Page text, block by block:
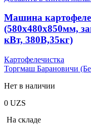
Машина
(580x480x850мм,
кВт, 380В,35кг)
Картофелечистка
Торгмаш Барановичи
Нет в наличии
0 UZS
На складе